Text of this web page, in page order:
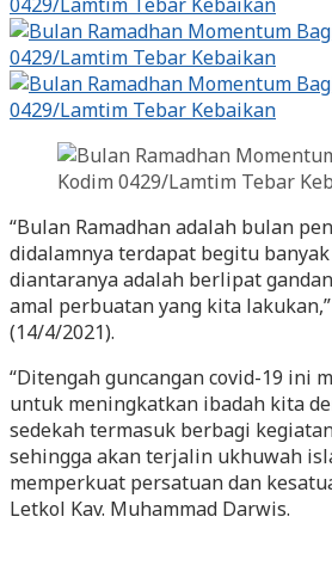
“Bulan Ramadhan adalah bulan
didalamnya terdapat begitu
diantaranya adalah berlipat
amal perbuatan yang kita
(14/4/2021).
“Ditengah guncangan covid-19 ini
untuk meningkatkan ibadah kita
sedekah termasuk berbagi
sehingga akan terjalin ukhuwah
memperkuat persatuan dan
Letkol Kav. Muhammad Darwis.